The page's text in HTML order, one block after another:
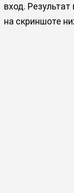
вход.
на скриншоте